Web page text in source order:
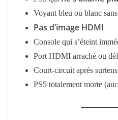
Voyant bleu ou blanc
Pas d’image HDMI
Console qui s’éteint
Port HDMI arraché ou
Court-circuit après
PS5 totalement morte